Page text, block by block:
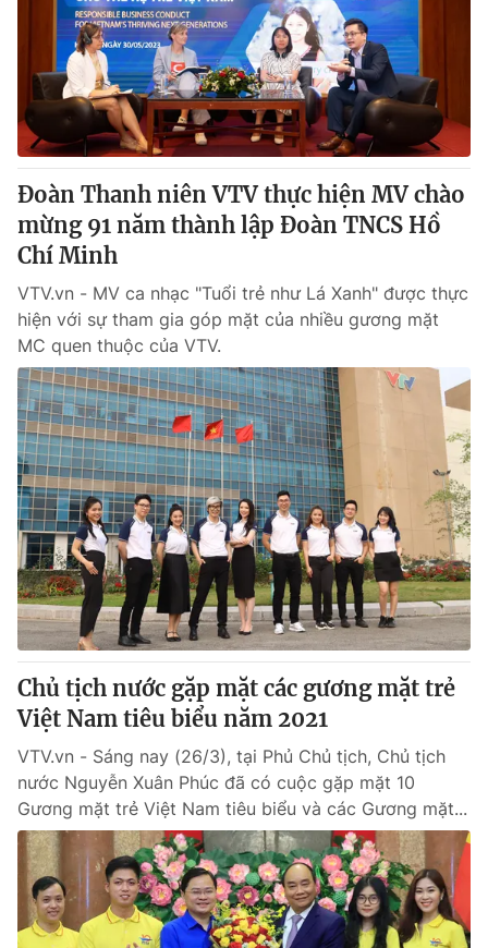
Đoàn Thanh niên VTV thực hiện MV chào
mừng 91 năm thành lập Đoàn TNCS Hồ
Chí Minh
VTV.vn - MV ca nhạc "Tuổi trẻ như Lá Xanh" được thực
hiện với sự tham gia góp mặt của nhiều gương mặt
MC quen thuộc của VTV.
Chủ tịch nước gặp mặt các gương mặt trẻ
Việt Nam tiêu biểu năm 2021
VTV.vn - Sáng nay (26/3), tại Phủ Chủ tịch, Chủ tịch
nước Nguyễn Xuân Phúc đã có cuộc gặp mặt 10
Gương mặt trẻ Việt Nam tiêu biểu và các Gương mặt...